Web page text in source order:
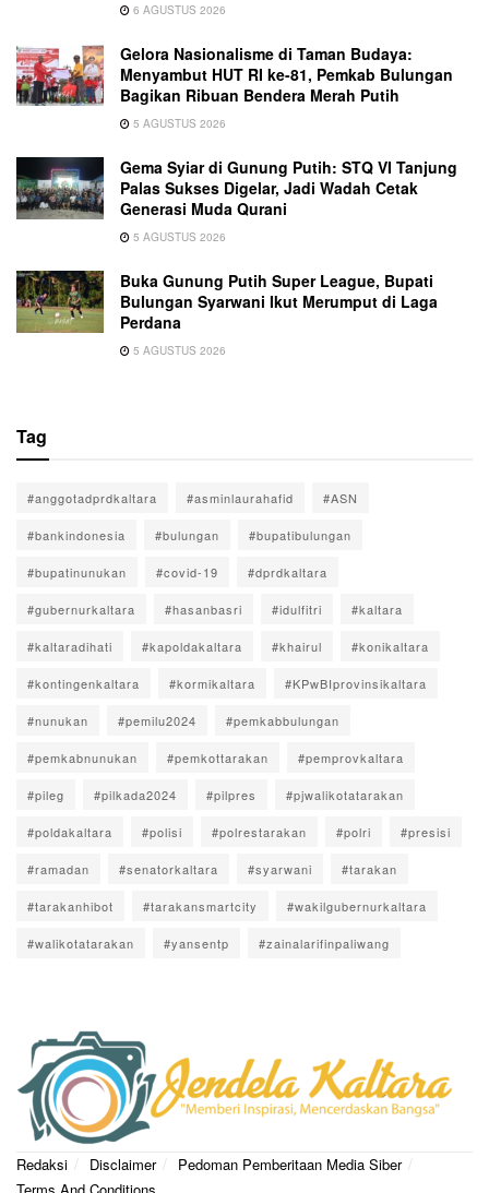
6 AGUSTUS 2026
Gelora Nasionalisme di Taman Budaya:
Menyambut HUT RI ke-81, Pemkab Bulungan
Bagikan Ribuan Bendera Merah Putih
5 AGUSTUS 2026
Gema Syiar di Gunung Putih: STQ VI Tanjung
Palas Sukses Digelar, Jadi Wadah Cetak
Generasi Muda Qurani
5 AGUSTUS 2026
Buka Gunung Putih Super League, Bupati
Bulungan Syarwani Ikut Merumput di Laga
Perdana
5 AGUSTUS 2026
Tag
#anggotadprdkaltara #asminlaurahafid #ASN
#bankindonesia #bulungan #bupatibulungan
#bupatinunukan #covid-19 #dprdkaltara
#gubernurkaltara #hasanbasri #idulfitri #kaltara
#kaltaradihati #kapoldakaltara #khairul #konikaltara
#kontingenkaltara #kormikaltara #KPwBIprovinsikaltara
#nunukan #pemilu2024 #pemkabbulungan
#pemkabnunukan #pemkottarakan #pemprovkaltara
#pileg #pilkada2024 #pilpres #pjwalikotatarakan
#poldakaltara #polisi #polrestarakan #polri #presisi
#ramadan #senatorkaltara #syarwani #tarakan
#tarakanhibot #tarakansmartcity #wakilgubernurkaltara
#walikotatarakan #yansentp #zainalarifinpaliwang
Redaksi Disclaimer
Pedoman Pemberitaan Media Siber